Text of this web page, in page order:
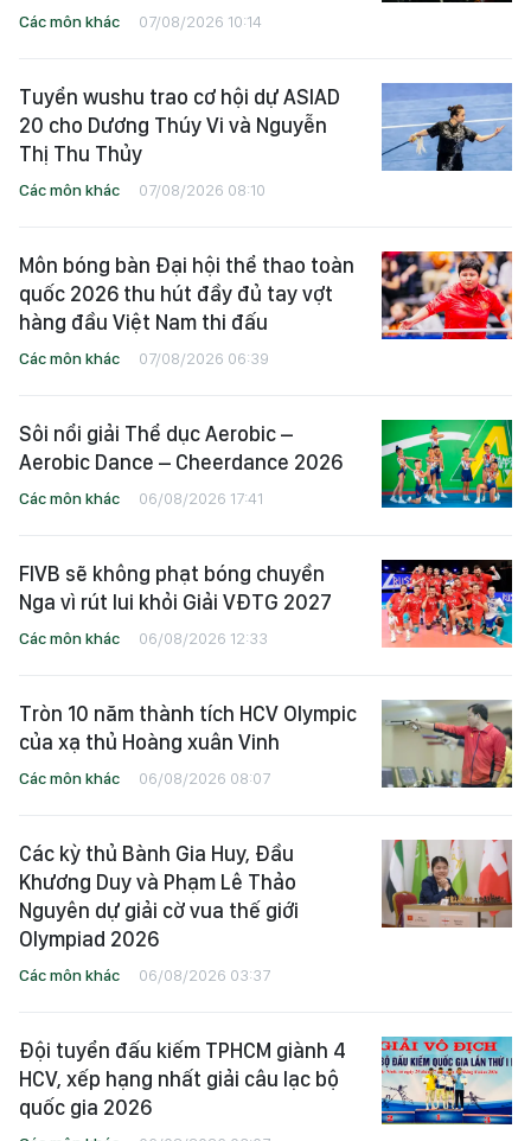
Các môn khác 07/08/2026 10:14
Tuyển wushu trao cơ hội dự ASIAD
20 cho Dương Thúy Vi và Nguyễn
Thị Thu Thủy
Các môn khác 07/08/2026 08:10
Môn bóng bàn Đại hội thể thao toàn
quốc 2026 thu hút đầy đủ tay vợt
hàng đầu Việt Nam thi đấu
Các môn khác 07/08/2026 06:39
Sôi nổi giải Thể dục Aerobic –
Aerobic Dance – Cheerdance 2026
Các môn khác 06/08/2026 17:41
FIVB sẽ không phạt bóng chuyền
Nga vì rút lui khỏi Giải VĐTG 2027
Các môn khác 06/08/2026 12:33
Tròn 10 năm thành tích HCV Olympic
của xạ thủ Hoàng xuân Vinh
Các môn khác 06/08/2026 08:07
Các kỳ thủ Bành Gia Huy, Đầu
Khương Duy và Phạm Lê Thảo
Nguyên dự giải cờ vua thế giới
Olympiad 2026
Các môn khác 06/08/2026 03:37
Đội tuyển đấu kiếm TPHCM giành 4
HCV, xếp hạng nhất giải câu lạc bộ
quốc gia 2026